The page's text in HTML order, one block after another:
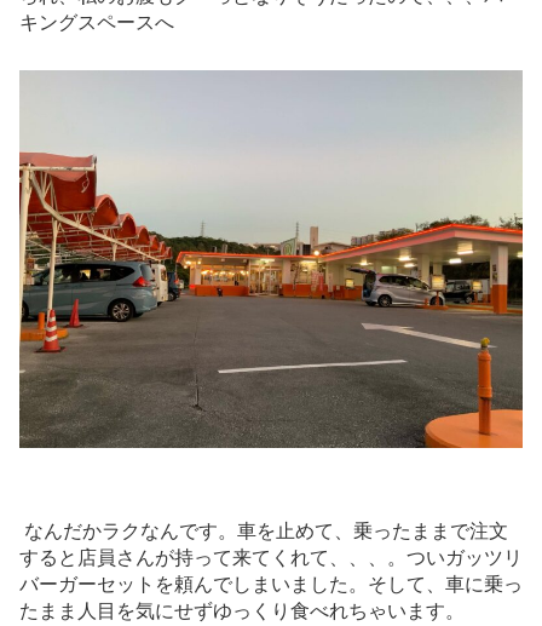
キングスペースへ
なんだかラクなんです。車を止めて、乗ったままで注文
すると店員さんが持って来てくれて、、、。ついガッツリ
バーガーセットを頼んでしまいました。そして、車に乗っ
たまま人目を気にせずゆっくり食べれちゃいます。